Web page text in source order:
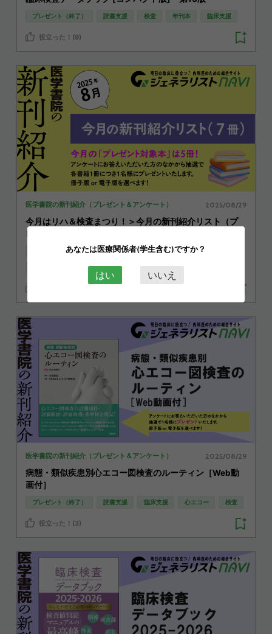
プレゼント（終了） 読書支援 検査 年刊本 臨床支援
役立った！(9)
医学書院の新刊紹介（プレゼント＆アンケート） 2025/08/29
今月はリハ＆検査まつり！＞今月の新刊紹介リスト（プ
レゼント5冊）＠2025年8月
プレゼント（終了） 読書支援 リハビリ 検査
医学書院の新刊紹介（プレゼント＆アンケート） 2025/08/29
病態・類似疾患別心エコー図検査のルーティン［Web動
画付］
プレゼント（終了） 読書支援 臨床支援 心エコー 検査
役立った！(3)
あなたは医療関係者(学生含む)ですか？
はい いいえ